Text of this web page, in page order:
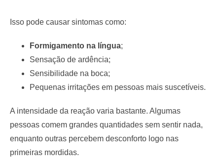
Isso pode causar sintomas como:
Formigamento na língua;
Sensação de ardência;
Sensibilidade na boca;
Pequenas irritações em pessoas mais suscetíveis.
A intensidade da reação varia bastante. Algumas
pessoas comem grandes quantidades sem sentir nada,
enquanto outras percebem desconforto logo nas
primeiras mordidas.